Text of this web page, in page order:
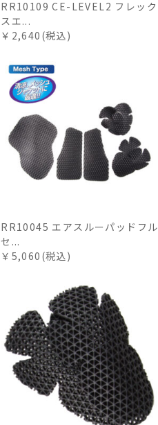
RR10109 CE-LEVEL2 フレック
スエ...
￥2,640(税込)
RR10045 エアスルーパッドフル
セ...
￥5,060(税込)